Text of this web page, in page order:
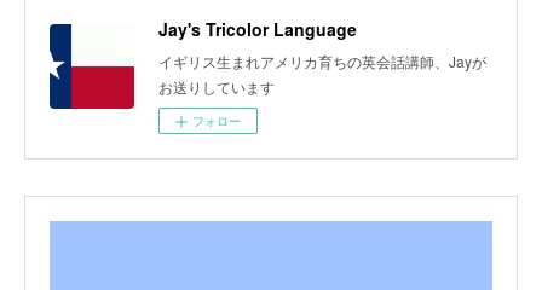
Jay's Tricolor Language
イギリス生まれアメリカ育ちの英会話講師、Jayが
お送りしています
フォロー